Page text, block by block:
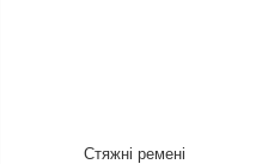
Стяжні ремені